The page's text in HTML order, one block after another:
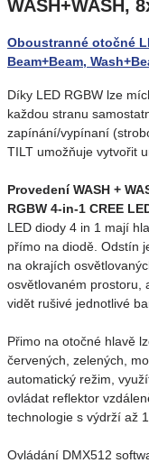
WASH+WASH,
Oboustranné otočné
Beam+Beam,
Díky LED RGBW lze
každou stranu
zapínání/vypínaní
TILT umožňuje vytvořit
Provedení WASH +
RGBW 4-in-1 CREE
LED diody 4 in 1 mají
přímo na diodě. Odstín
na okrajích
osvětlovaném prostoru,
vidět rušivé jednotlivé
Přimo na otočné hlavě
červených, zelených,
automatický režim,
ovládat reflektor
technologie s výdrží až
Ovládání DMX512